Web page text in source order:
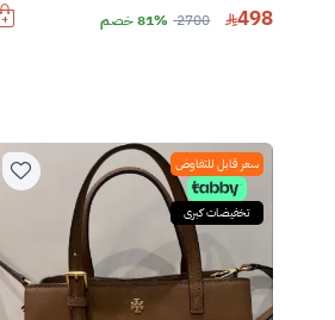
498
2700 81% خصم
سعر قابل للتفاوض
تخفيضات كبرى